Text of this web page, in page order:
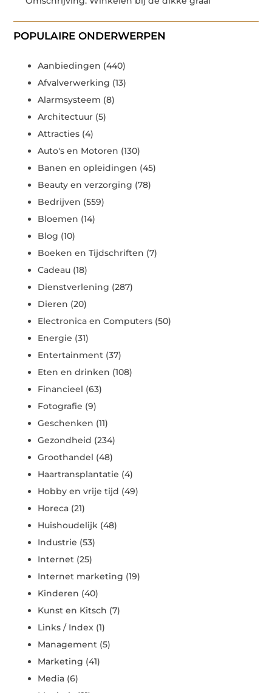
POPULAIRE ONDERWERPEN
Aanbiedingen (440)
Afvalverwerking (13)
Alarmsysteem (8)
Architectuur (5)
Attracties (4)
Auto's en Motoren (130)
Banen en opleidingen (45)
Beauty en verzorging (78)
Bedrijven (559)
Bloemen (14)
Blog (10)
Boeken en Tijdschriften (7)
Cadeau (18)
Dienstverlening (287)
Dieren (20)
Electronica en Computers (50)
Energie (31)
Entertainment (37)
Eten en drinken (108)
Financieel (63)
Fotografie (9)
Geschenken (11)
Gezondheid (234)
Groothandel (48)
Haartransplantatie (4)
Hobby en vrije tijd (49)
Horeca (21)
Huishoudelijk (48)
Industrie (53)
Internet (25)
Internet marketing (19)
Kinderen (40)
Kunst en Kitsch (7)
Links / Index (1)
Management (5)
Marketing (41)
Media (6)